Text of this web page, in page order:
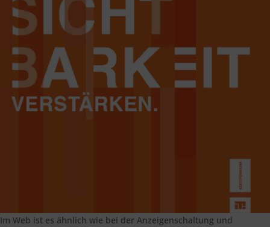
Im Web ist es ähnlich wie bei der Anzeigenschaltung und